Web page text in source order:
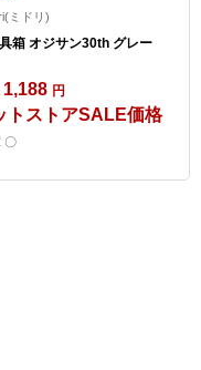
ミドリ)
箱 オジサン30th グレー
1,188 円
トストアSALE価格
〇